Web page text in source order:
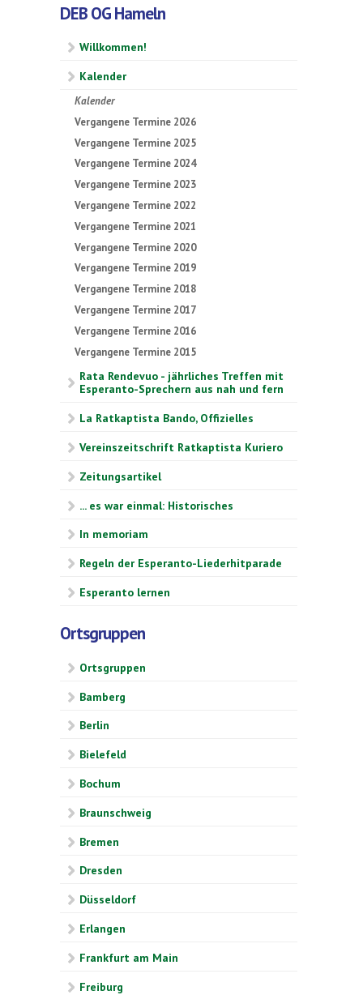
DEB OG Hameln
Willkommen!
Kalender
Kalender
Vergangene Termine 2026
Vergangene Termine 2025
Vergangene Termine 2024
Vergangene Termine 2023
Vergangene Termine 2022
Vergangene Termine 2021
Vergangene Termine 2020
Vergangene Termine 2019
Vergangene Termine 2018
Vergangene Termine 2017
Vergangene Termine 2016
Vergangene Termine 2015
Rata Rendevuo - jährliches Treffen mit
Esperanto-Sprechern aus nah und fern
La Ratkaptista Bando, Offizielles
Vereinszeitschrift Ratkaptista Kuriero
Zeitungsartikel
... es war einmal: Historisches
In memoriam
Regeln der Esperanto-Liederhitparade
Esperanto lernen
Ortsgruppen
Ortsgruppen
Bamberg
Berlin
Bielefeld
Bochum
Braunschweig
Bremen
Dresden
Düsseldorf
Erlangen
Frankfurt am Main
Freiburg